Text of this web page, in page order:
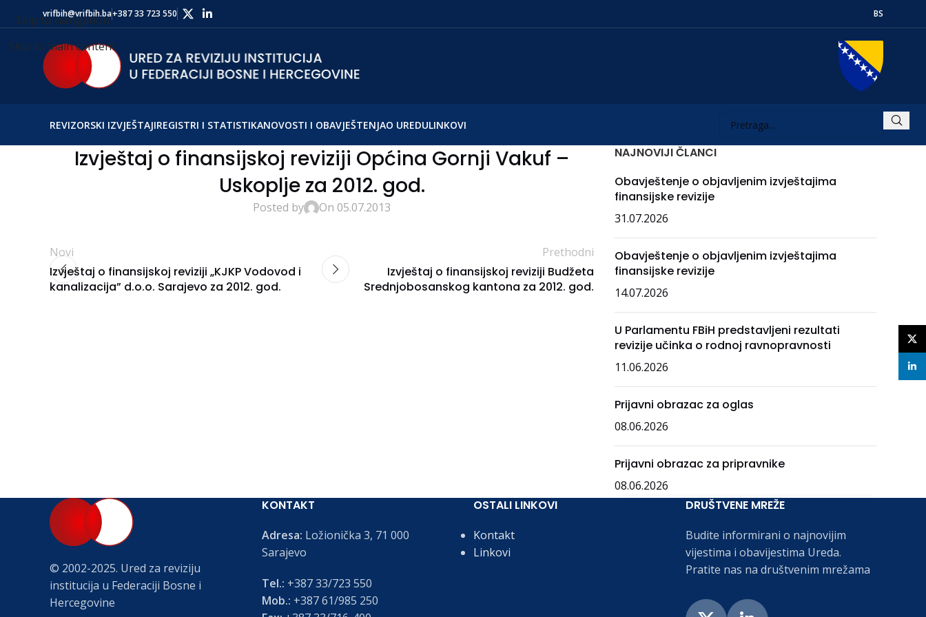
Skip to navigation
Skip to main content
vrifbih@vrifbih.ba+387 33 723 550 BS
REVIZORSKI IZVJEŠTAJIREGISTRI I STATISTIKANOVOSTI I OBAVJEŠTENJAO UREDULINKOVI
Izvještaj o finansijskoj reviziji Općina Gornji Vakuf –
Uskoplje za 2012. god.
Posted by On 05.07.2013
Novi
Izvještaj o finansijskoj reviziji „KJKP Vodovod i
kanalizacija” d.o.o. Sarajevo za 2012. god.
Prethodni
Izvještaj o finansijskoj reviziji Budžeta
Srednjobosanskog kantona za 2012. god.
NAJNOVIJI ČLANCI
Obavještenje o objavljenim izvještajima
finansijske revizije
31.07.2026
Obavještenje o objavljenim izvještajima
finansijske revizije
14.07.2026
U Parlamentu FBiH predstavljeni rezultati
revizije učinka o rodnoj ravnopravnosti
11.06.2026
Prijavni obrazac za oglas
08.06.2026
Prijavni obrazac za pripravnike
08.06.2026
© 2002-2025. Ured za reviziju
institucija u Federaciji Bosne i
Hercegovine
KONTAKT
Adresa: Ložionička 3, 71 000
Sarajevo
Tel.: +387 33/723 550
Mob.: +387 61/985 250
OSTALI LINKOVI
Kontakt
Linkovi
DRUŠTVENE MREŽE
Budite informirani o najnovijim
vijestima i obavijestima Ureda.
Pratite nas na društvenim mrežama